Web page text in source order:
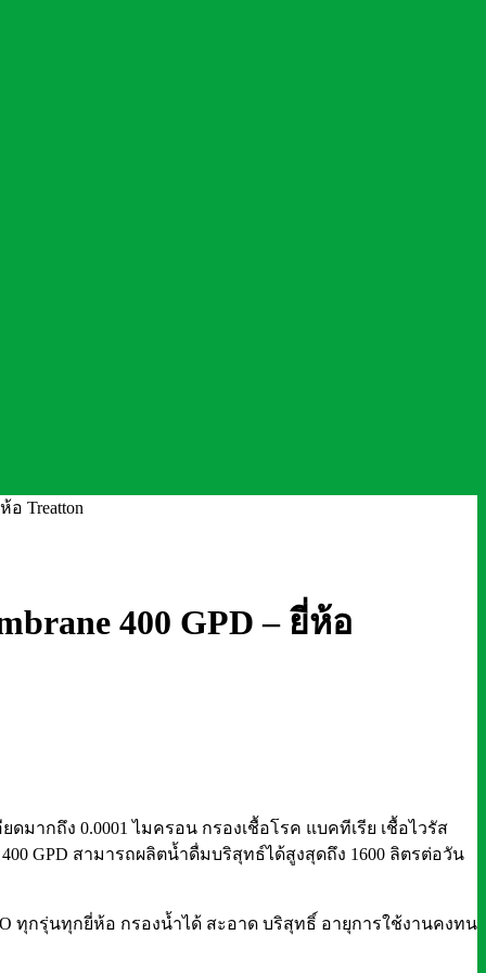
Treatton
400 GPD – ยี่ห้อ
มากถึง 0.0001 ไมครอน กรองเชื้อโรค แบคทีเรีย เชื้อไวรัส
00 GPD สามารถผลิตน้ำดื่มบริสุทธ์ได้สูงสุดถึง 1600 ลิตรต่อวัน
ทุกรุ่นทุกยี่ห้อ กรองน้ำได้ สะอาด บริสุทธิ์ อายุการใช้งานคงทน